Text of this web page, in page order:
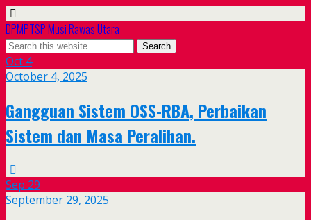
DPMPTSP Musi Rawas Utara
Oct 4
October 4, 2025
Gangguan Sistem OSS-RBA, Perbaikan
Sistem dan Masa Peralihan.
Sep 29
September 29, 2025